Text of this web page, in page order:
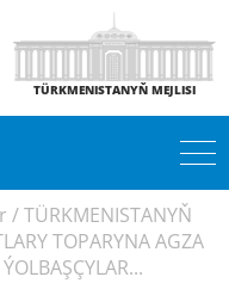
TÜRKMENISTANYŇ MEJLISI
/TÜRKMENISTANYŇ
TOPARYNA AGZA